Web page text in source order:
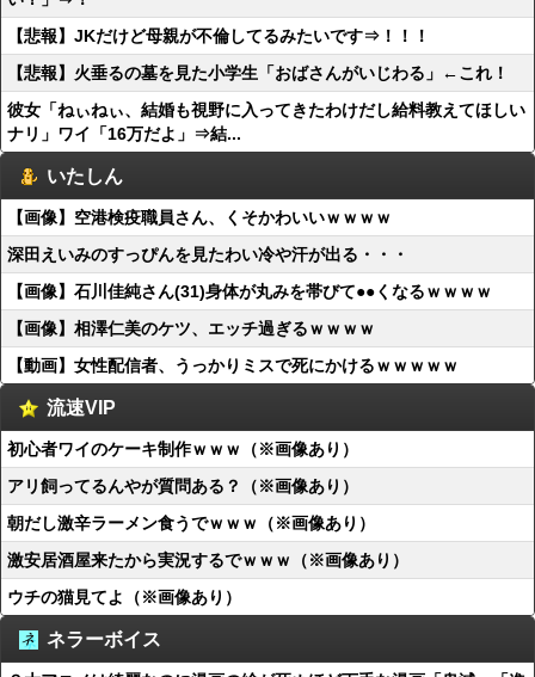
【悲報】JKだけど母親が不倫してるみたいです⇒！！！
【悲報】火垂るの墓を見た小学生「おばさんがいじわる」←これ！
彼女「ねぃねぃ、結婚も視野に入ってきたわけだし給料教えてほしい
ナリ」ワイ「16万だよ」⇒結...
いたしん
【画像】空港検疫職員さん、くそかわいいｗｗｗｗ
深田えいみのすっぴんを見たわい冷や汗が出る・・・
【画像】石川佳純さん(31)身体が丸みを帯びて●●くなるｗｗｗｗ
【画像】相澤仁美のケツ、エッチ過ぎるｗｗｗｗ
【動画】女性配信者、うっかりミスで死にかけるｗｗｗｗｗ
流速VIP
初心者ワイのケーキ制作ｗｗｗ（※画像あり）
アリ飼ってるんやが質問ある？（※画像あり）
朝だし激辛ラーメン食うでｗｗｗ（※画像あり）
激安居酒屋来たから実況するでｗｗｗ（※画像あり）
ウチの猫見てよ（※画像あり）
ネラーボイス